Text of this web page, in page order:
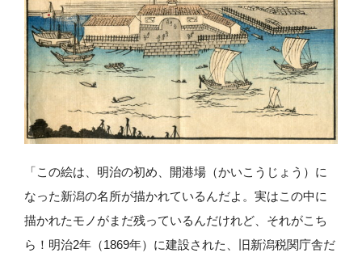
「この絵は、明治の初め、開港場（かいこうじょう）に
なった新潟の名所が描かれているんだよ。実はこの中に
描かれたモノがまだ残っているんだけれど、それがこち
ら！明治2年（1869年）に建設された、旧新潟税関庁舎だ